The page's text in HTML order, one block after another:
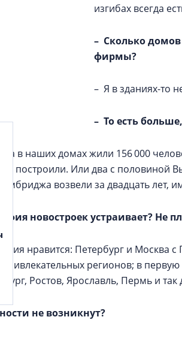
изгибах всегда
– Сколько
фирмы?
– Я в зданиях-то
– То есть
в наших домах жили 156 000
построили. Или два с половиной
возвели за двадцать лет,
новостроек устраивает? Не
нравится: Петербург и Москва
привлекательных регионов; в
Ростов, Ярославль, Пермь и
не возникнут?